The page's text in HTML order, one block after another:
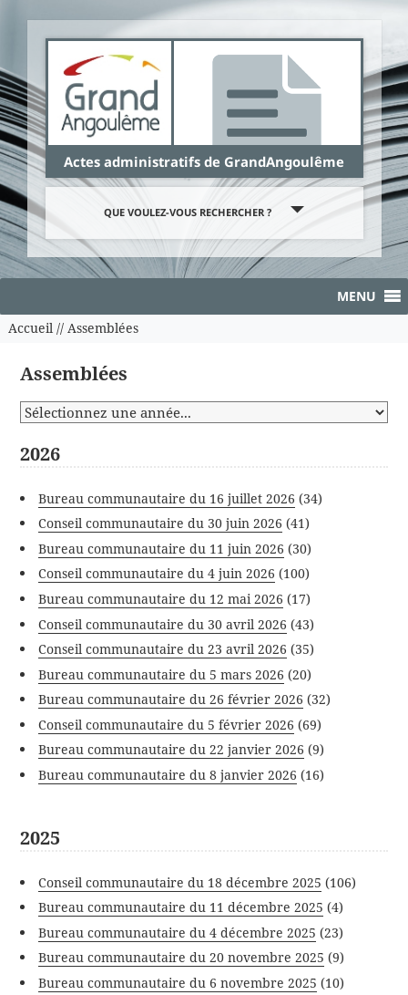
Actes administratifs de GrandAngoulême
QUE VOULEZ-VOUS RECHERCHER ?
MENU
Accueil// Assemblées
Assemblées
2026
Bureau communautaire du 16 juillet 2026 (34)
Conseil communautaire du 30 juin 2026 (41)
Bureau communautaire du 11 juin 2026 (30)
Conseil communautaire du 4 juin 2026 (100)
Bureau communautaire du 12 mai 2026 (17)
Conseil communautaire du 30 avril 2026 (43)
Conseil communautaire du 23 avril 2026 (35)
Bureau communautaire du 5 mars 2026 (20)
Bureau communautaire du 26 février 2026 (32)
Conseil communautaire du 5 février 2026 (69)
Bureau communautaire du 22 janvier 2026 (9)
Bureau communautaire du 8 janvier 2026 (16)
2025
Conseil communautaire du 18 décembre 2025 (106)
Bureau communautaire du 11 décembre 2025 (4)
Bureau communautaire du 4 décembre 2025 (23)
Bureau communautaire du 20 novembre 2025 (9)
Bureau communautaire du 6 novembre 2025 (10)
Panneau de gestion des cookies